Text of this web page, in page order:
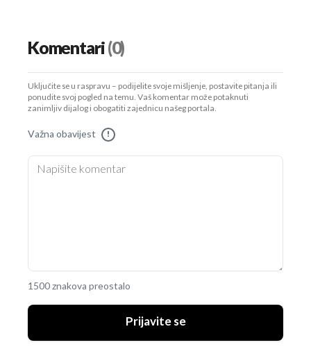
Komentari(0)
Uključite se u raspravu – podijelite svoje mišljenje, postavite pitanja ili
ponudite svoj pogled na temu. Vaš komentar može potaknuti
zanimljiv dijalog i obogatiti zajednicu našeg portala.
Važna obavijest !
1500 znakova preostalo
Prijavite se